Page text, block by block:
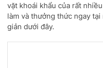
vặt khoái khẩu của rất
làm và thưởng thức ngay
giản dưới đây.